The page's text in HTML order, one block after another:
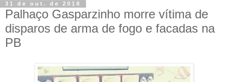
31 de out. de 2018
Palhaço Gasparzinho morre vítima de
disparos de arma de fogo e facadas na
PB